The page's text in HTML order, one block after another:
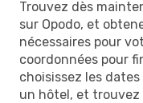
Trouvez dès
sur Opodo, et
nécessaires pour
coordonnées pour
choisissez les
un hôtel, et